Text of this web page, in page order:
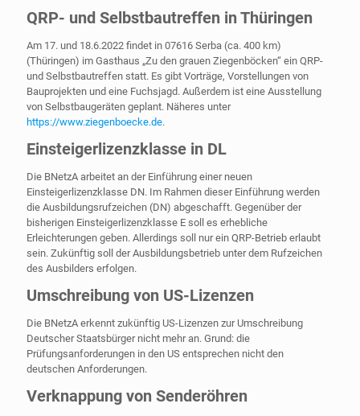
QRP- und Selbstbautreffen in Thüringen
Am 17. und 18.6.2022 findet in 07616 Serba (ca. 400 km)
(Thüringen) im Gasthaus „Zu den grauen Ziegenböcken“ ein QRP-
und Selbstbautreffen statt. Es gibt Vorträge, Vorstellungen von
Bauprojekten und eine Fuchsjagd. Außerdem ist eine Ausstellung
von Selbstbaugeräten geplant. Näheres unter
https://www.ziegenboecke.de.
Einsteigerlizenzklasse in DL
Die BNetzA arbeitet an der Einführung einer neuen
Einsteigerlizenzklasse DN. Im Rahmen dieser Einführung werden
die Ausbildungsrufzeichen (DN) abgeschafft. Gegenüber der
bisherigen Einsteigerlizenzklasse E soll es erhebliche
Erleichterungen geben. Allerdings soll nur ein QRP-Betrieb erlaubt
sein. Zukünftig soll der Ausbildungsbetrieb unter dem Rufzeichen
des Ausbilders erfolgen.
Umschreibung von US-Lizenzen
Die BNetzA erkennt zukünftig US-Lizenzen zur Umschreibung
Deutscher Staatsbürger nicht mehr an. Grund: die
Prüfungsanforderungen in den US entsprechen nicht den
deutschen Anforderungen.
Verknappung von Senderöhren